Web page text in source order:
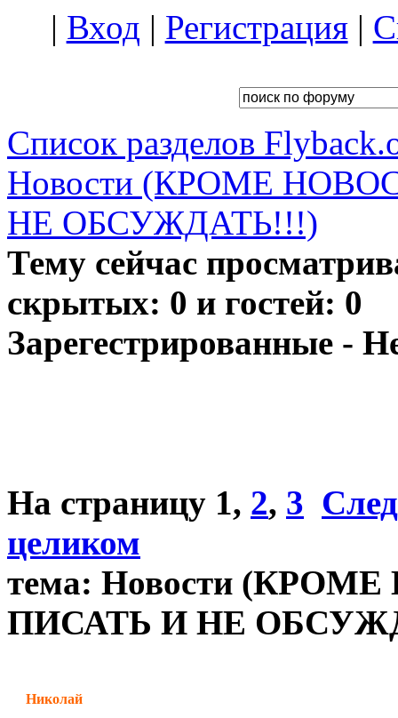
| Вход | Регистрация|
Список разделов
Новости (КРОМЕ
НЕ ОБСУЖДАТЬ!!!)
Тему сейчас
скрытых: 0 и гостей: 0
Зарегестрированные -
На страницу 1, 2, 3
целиком
тема: Новости
ПИСАТЬ И НЕ
Николай